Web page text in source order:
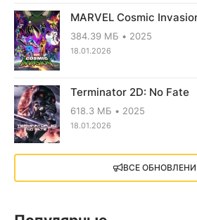
MARVEL Cosmic
384.39 МБ 2025
18.01.2026
Terminator 2D: No Fate
618.3 МБ 2025
18.01.2026
X4: Foundations (2018)
13.73 GB 2018
ВСЕ